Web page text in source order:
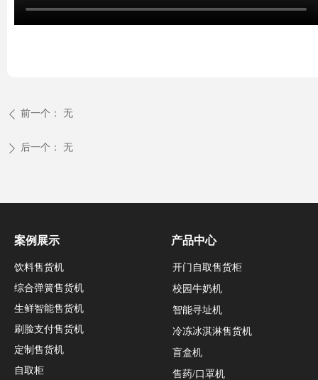
ꄴ 前一个： 无
ꄲ 后一个： 无
饮料售货机
综合弹簧售货机
生鲜智能售货机
刷脸支付售货机
定制售货机
自取柜
案例展示 产品中心
开门自取售货柜
校园牛奶机
智能寻址机
冷冻冰淇淋售货机
盲盒机
售药/口罩机